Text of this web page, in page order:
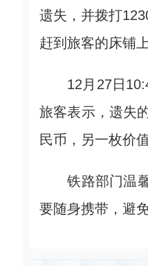
遗失，并拨打
赶到旅客的床铺
12月27日
旅客表示，遗失
民币，另一枚价
铁路部门温馨
要随身携带，避